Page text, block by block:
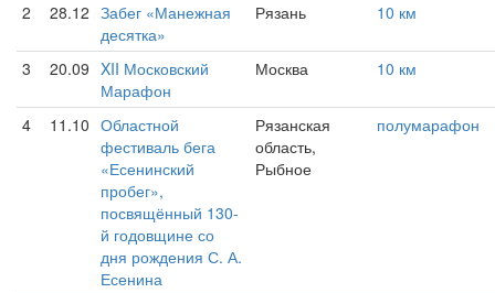
2 28.12 Забег «Манежная
десятка»
Рязань 10 км
3 20.09 XII Московский
Марафон
Москва 10 км
4 11.10 Областной
фестиваль бега
«Есенинский
пробег»,
посвящённый 130-
й годовщине со
дня рождения С. А.
Есенина
Рязанская
область,
Рыбное
полумарафон